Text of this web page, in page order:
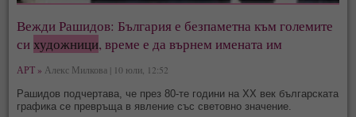
Вежди Рашидов: България е безпаметна към големите
сихудожници, време е да върнем имената им
АРТ » Алекс Милкова | 10 юли, 12:52
Рашидов подчертава, че през 80-те години на ХХ век българската
графика се превръща в явление със световно значение.